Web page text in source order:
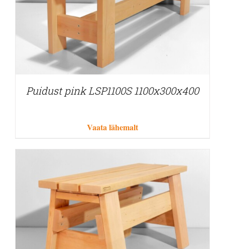
Puidust pink LSP1100S 1100x300x400
Vaata lähemalt